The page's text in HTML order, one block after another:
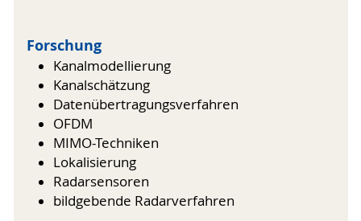
Forschung
Kanalmodellierung
Kanalschätzung
Datenübertragungsverfahren
OFDM
MIMO-Techniken
Lokalisierung
Radarsensoren
bildgebende Radarverfahren